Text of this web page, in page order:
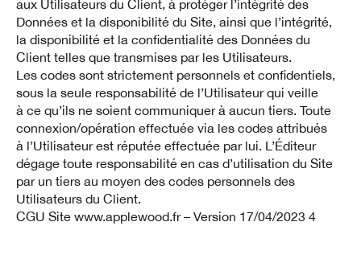
aux Utilisateurs du Client, à protéger l’intégrité des
Données et la disponibilité du Site, ainsi que l’intégrité,
la disponibilité et la confidentialité des Données du
Client telles que transmises par les Utilisateurs.
Les codes sont strictement personnels et confidentiels,
sous la seule responsabilité de l’Utilisateur qui veille
à ce qu’ils ne soient communiquer à aucun tiers. Toute
connexion/opération effectuée via les codes attribués
à l’Utilisateur est réputée effectuée par lui. L’Éditeur
dégage toute responsabilité en cas d’utilisation du Site
par un tiers au moyen des codes personnels des
Utilisateurs du Client.
CGU Site www.applewood.fr – Version 17/04/2023 4